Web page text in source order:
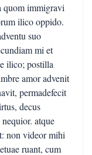
quom immigravi
ilico oppido.
suo
mi et
ilico; postilla
amor advenit
permadefecit
decus
atque
non videor mihi
ruant, cum